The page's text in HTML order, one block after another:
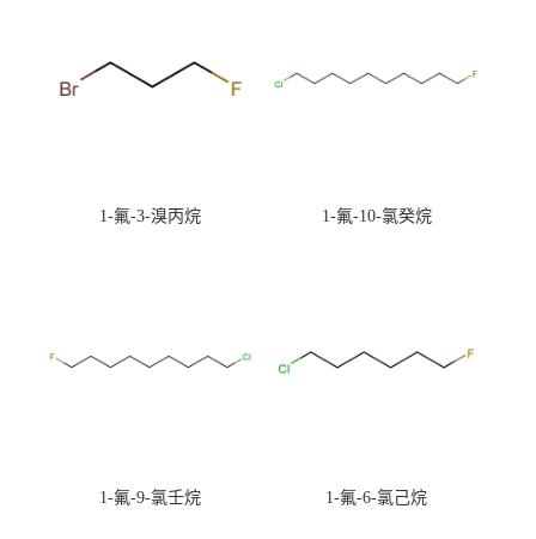
1-氟-3-溴丙烷 1-氟-10-氯癸烷
1-氟-9-氯壬烷 1-氟-6-氯己烷